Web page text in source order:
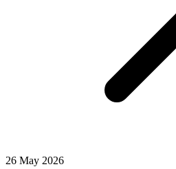
26 May 2026